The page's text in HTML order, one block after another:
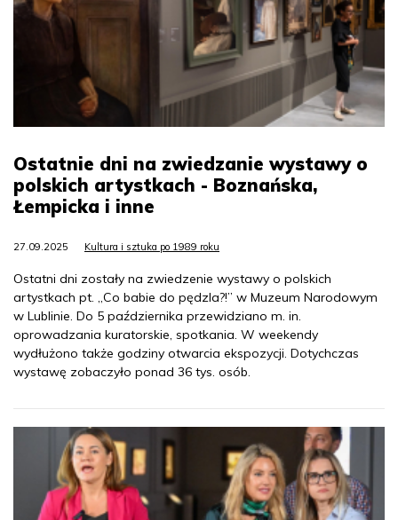
Ostatnie dni na zwiedzanie wystawy o
polskich artystkach - Boznańska,
Łempicka i inne
27.09.2025 Kultura i sztuka po 1989 roku
Ostatni dni zostały na zwiedzenie wystawy o polskich
artystkach pt. „Co babie do pędzla?!” w Muzeum Narodowym
w Lublinie. Do 5 października przewidziano m. in.
oprowadzania kuratorskie, spotkania. W weekendy
wydłużono także godziny otwarcia ekspozycji. Dotychczas
wystawę zobaczyło ponad 36 tys. osób.